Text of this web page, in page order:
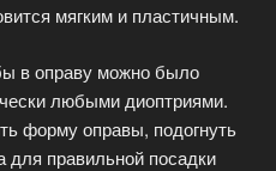
мягким и пластичным.
в оправу можно было
любыми диоптриями.
форму оправы, подогнуть
для правильной посадки